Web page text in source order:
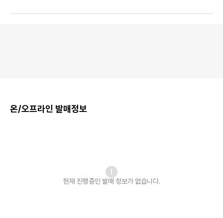
온/오프라인 발매정보
현재 진행중인 발매 정보가 없습니다.